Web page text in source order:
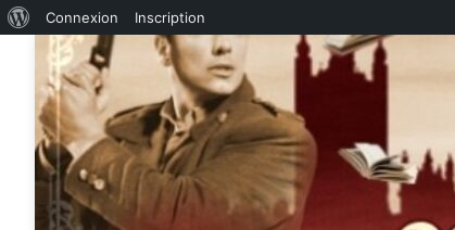
À propos de WordPress
Connexion Inscription